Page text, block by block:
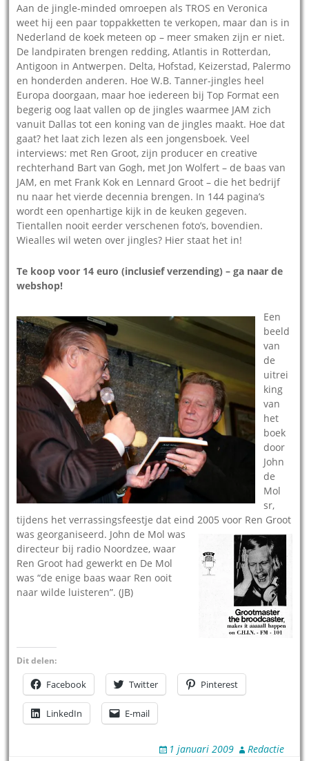
Aan de jingle-minded omroepen als TROS en Veronica
weet hij een paar toppakketten te verkopen, maar dan is in
Nederland de koek meteen op – meer smaken zijn er niet.
De landpiraten brengen redding, Atlantis in Rotterdan,
Antigoon in Antwerpen. Delta, Hofstad, Keizerstad, Palermo
en honderden anderen. Hoe W.B. Tanner-jingles heel
Europa doorgaan, maar hoe iedereen bij Top Format een
begerig oog laat vallen op de jingles waarmee JAM zich
vanuit Dallas tot een koning van de jingles maakt. Hoe dat
gaat? het laat zich lezen als een jongensboek. Veel
interviews: met Ren Groot, zijn producer en creative
rechterhand Bart van Gogh, met Jon Wolfert – de baas van
JAM, en met Frank Kok en Lennard Groot – die het bedrijf
nu naar het vierde decennia brengen. In 144 pagina’s
wordt een openhartige kijk in de keuken gegeven.
Tientallen nooit eerder verschenen foto’s, bovendien.
Wiealles wil weten over jingles? Hier staat het in!
Te koop voor 14 euro (inclusief verzending) – ga naar de
webshop!
Een
beeld
van
de
uitrei
king
van
het
boek
door
John
de
Mol
sr,
tijdens het verrassingsfeestje dat eind 2005 voor Ren Groot
was georganiseerd. John de Mol was
directeur bij radio Noordzee, waar
Ren Groot had gewerkt en De Mol
was “de enige baas waar Ren ooit
naar wilde luisteren”. (JB)
Dit delen:
Facebook Twitter Pinterest
LinkedIn E-mail
1 januari 2009 Redactie